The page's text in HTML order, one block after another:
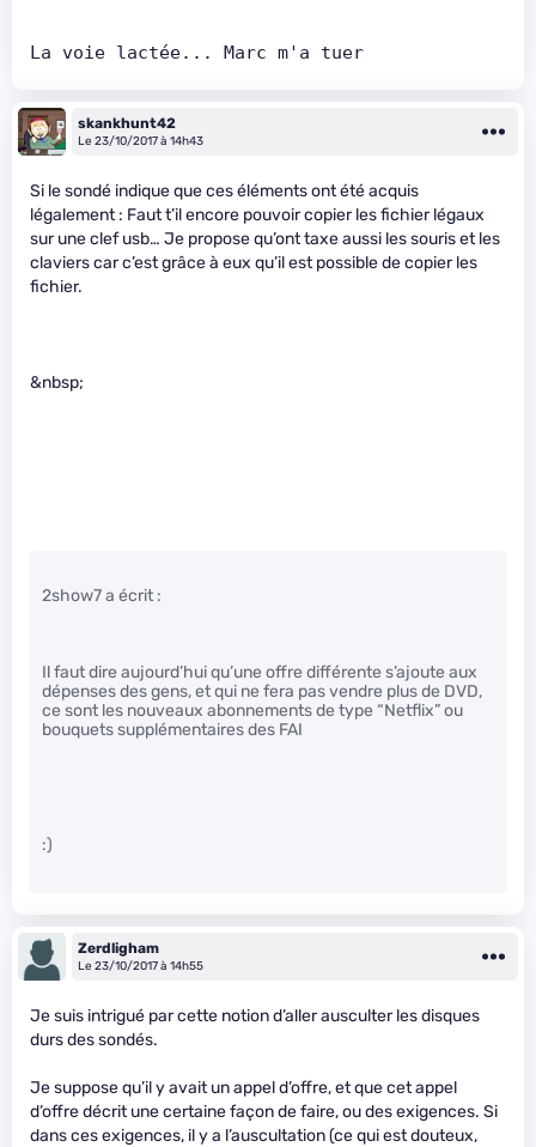
La voie lactée... Marc m'a tuer
skankhunt42
Le 23/10/2017 à 14h43
Si le sondé indique que ces éléments ont été acquis
légalement : Faut t’il encore pouvoir copier les fichier légaux
sur une clef usb… Je propose qu’ont taxe aussi les souris et les
claviers car c’est grâce à eux qu’il est possible de copier les
fichier.
&nbsp;
2show7 a écrit :
Il faut dire aujourd’hui qu’une offre différente s’ajoute aux
dépenses des gens, et qui ne fera pas vendre plus de DVD,
ce sont les nouveaux abonnements de type “Netflix” ou
bouquets supplémentaires des FAI
:)
Zerdligham
Le 23/10/2017 à 14h55
Je suis intrigué par cette notion d’aller ausculter les disques
durs des sondés.
Je suppose qu’il y avait un appel d’offre, et que cet appel
d’offre décrit une certaine façon de faire, ou des exigences. Si
dans ces exigences, il y a l’auscultation (ce qui est douteux,